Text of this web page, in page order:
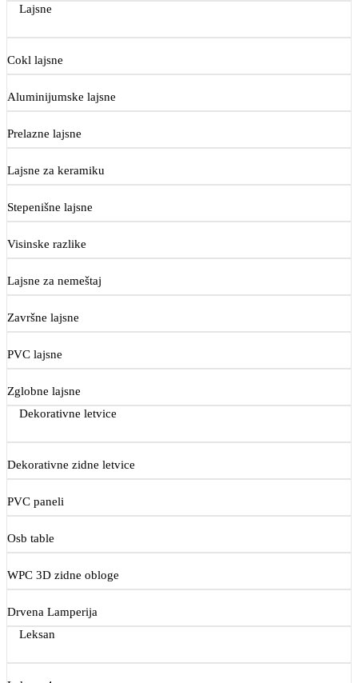
Lajsne
Cokl lajsne
Aluminijumske lajsne
Prelazne lajsne
Lajsne za keramiku
Stepenišne lajsne
Visinske razlike
Lajsne za nemeštaj
Završne lajsne
PVC lajsne
Zglobne lajsne
Dekorativne letvice
Dekorativne zidne letvice
PVC paneli
Osb table
WPC 3D zidne obloge
Drvena Lamperija
Leksan